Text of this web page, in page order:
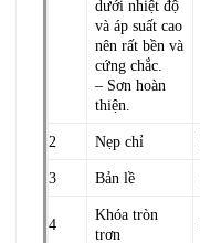
dưới nhiệt độ
và áp suất cao
nên rất bền và
cứng chắc.
– Sơn hoàn
thiện.
2 Nẹp chỉ
3 Bản lề
4
Khóa tròn
trơn